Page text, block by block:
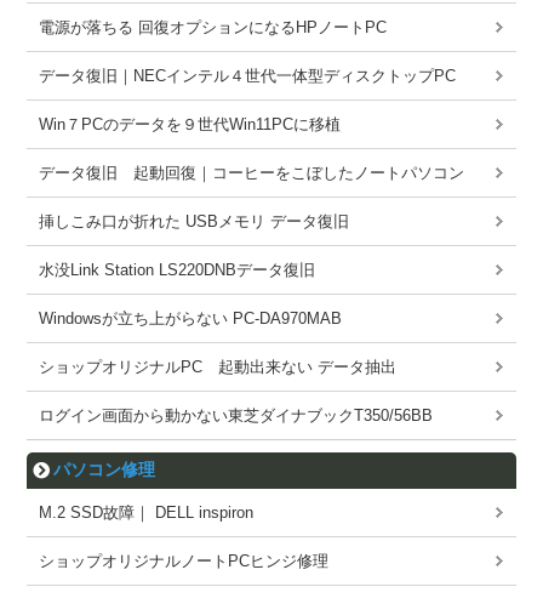
電源が落ちる 回復オプションになるHPノートPC
データ復旧｜NECインテル４世代一体型ディスクトップPC
Win７PCのデータを９世代Win11PCに移植
データ復旧 起動回復｜コーヒーをこぼしたノートパソコン
挿しこみ口が折れた USBメモリ データ復旧
水没Link Station LS220DNBデータ復旧
Windowsが立ち上がらない PC-DA970MAB
ショップオリジナルPC 起動出来ない データ抽出
ログイン画面から動かない東芝ダイナブックT350/56BB
パソコン修理
M.2 SSD故障｜ DELL inspiron
ショップオリジナルノートPCヒンジ修理